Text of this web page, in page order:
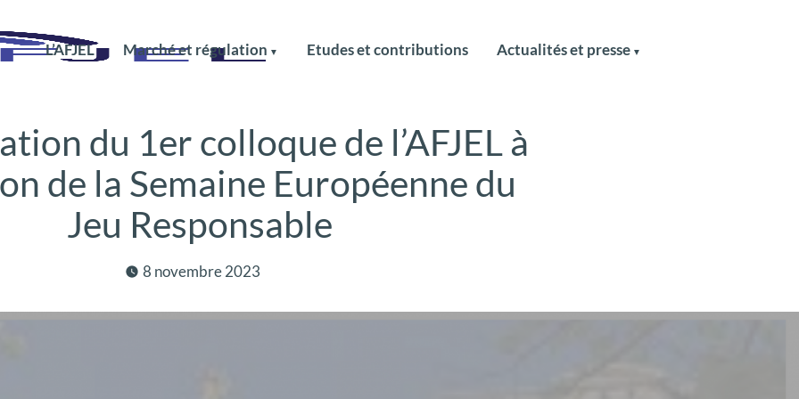
L’AFJEL Marché et régulation Etudes et contributions Actualités et presse
du 1er colloque de l’AFJEL à
de la Semaine Européenne du
Jeu Responsable
8 novembre 2023